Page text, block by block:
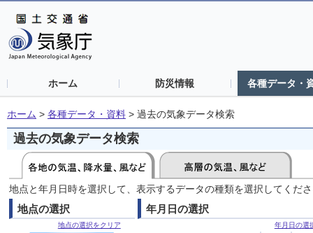
ホーム 防災情報 各種データ・
ホーム > 各種データ・資料 > 過去の気象データ検索
過去の気象データ検索
地点と年月日時を選択して、表示するデータの種類を選択してくだ
地点の選択
地点の選択をクリア
年月日の選択
年月日の選